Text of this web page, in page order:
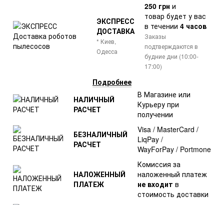
ЭКСПРЕСС
ДОСТАВКА
* Киев,
Одесса
250 грн и
товар будет у вас
в течении 4 часов
Заказы
подтверждаются в
будние дни (10:00-
17:00)
Подробнее
НАЛИЧНЫЙ
РАСЧЕТ
В Магазине или
Курьеру при
получении
БЕЗНАЛИЧНЫЙ
РАСЧЕТ
Visa / MasterCard /
LiqPay /
WayForPay / Portmone
НАЛОЖЕННЫЙ
ПЛАТЕЖ
Комиссия за
наложенный платеж
не входит в
стоимость доставки